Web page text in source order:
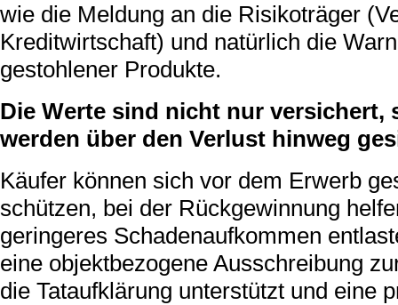
wie die Meldung an die Risikoträger
Kreditwirtschaft) und natürlich die
gestohlener Produkte.
Die Werte sind nicht nur
werden über den Verlust hinweg
Käufer können sich vor dem Erwerb
schützen, bei der Rückgewinnung
geringeres Schadenaufkommen
eine objektbezogene Ausschreibung
die Tataufklärung unterstützt und eine